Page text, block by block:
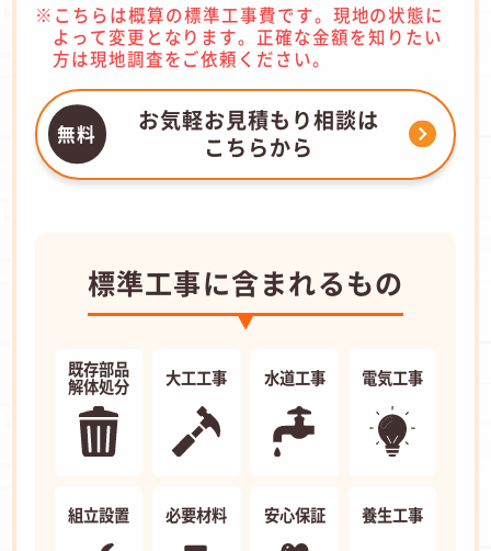
こちらは概算の標準工事費です。現地の状態に
よって変更となります。正確な金額を知りたい
方は現地調査をご依頼ください。
お気軽お見積もり相談は
こちらから
標準工事に含まれるもの
既存部品
解体処分 大工工事 水道工事 電気工事
組立設置 必要材料 安心保証 養生工事